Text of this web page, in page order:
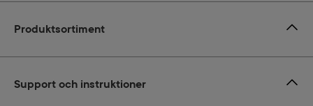
Produktsortiment
Support och instruktioner